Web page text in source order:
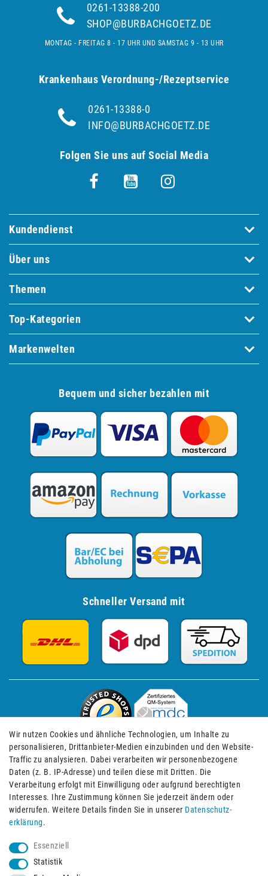
0261-13388-200
SHOP@BURBACHGOETZ.DE
MONTAG - FREITAG 8 - 17 UHR UND SAMSTAG 9 - 13 UHR
Krankenhaus Verordnung-/Rezeptservice
0261-13388-0
INFO@BURBACHGOETZ.DE
Folgen Sie uns auf Social Media
Kundendienst
Über uns
Themen
Top-Kategorien
Markenwelten
Bequem und sicher bezahlen mit
Schneller Versand mit
Impressum Daten­schutz­erklärung AGB
Wir nutzen Cookies und ähnliche Technologien, um Inhalte zu
personalisieren, Drittanbieter-Medien einzubinden und den Website-
Traffic zu analysieren. Dabei verarbeiten wir personenbezogene
Daten (z. B. IP-Adresse) und teilen diese mit Dritten. Die
Verarbeitung erfolgt mit Einwilligung oder aufgrund berechtigten
Interesses. Ihre Zustimmung können Sie jederzeit ändern oder
widerrufen. Weitere Details finden Sie in unserer Daten­schutz­
erklärung.
Essenziell
Statistik